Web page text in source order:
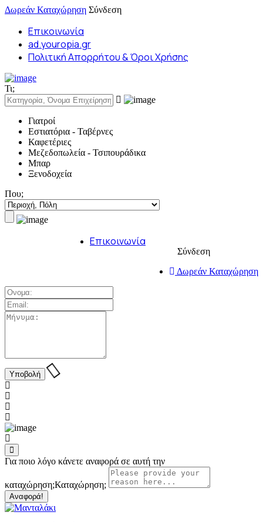
Δωρεάν Καταχώρηση Σύνδεση
Επικοινωνία
ad.youropia.gr
Πολιτική Απορρήτου & Όροι Χρήσης
Τι;
Γιατροί
Εστιατόρια - Ταβέρνες
Καφετέριες
Μεζεδοπωλεία - Τσιπουράδικα
Μπαρ
Ξενοδοχεία
Που;
Σύνδεση
Δωρεάν Καταχώρηση
Επικοινωνία
Για ποιο λόγο κάνετε αναφορά σε αυτή την
καταχώρηση;Καταχώρηση;
Αναφορά!